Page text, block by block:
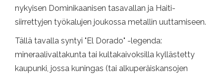
nykyisen Dominikaanisen tasavallan ja Haiti-
siirrettyjen työkalujen joukossa metallin uuttamiseen.
Tällä tavalla syntyi "El Dorado" -legenda:
mineraalivaltakunta tai kultakaivoksilla kyllästetty
kaupunki, jossa kuningas (tai alkuperäiskansojen